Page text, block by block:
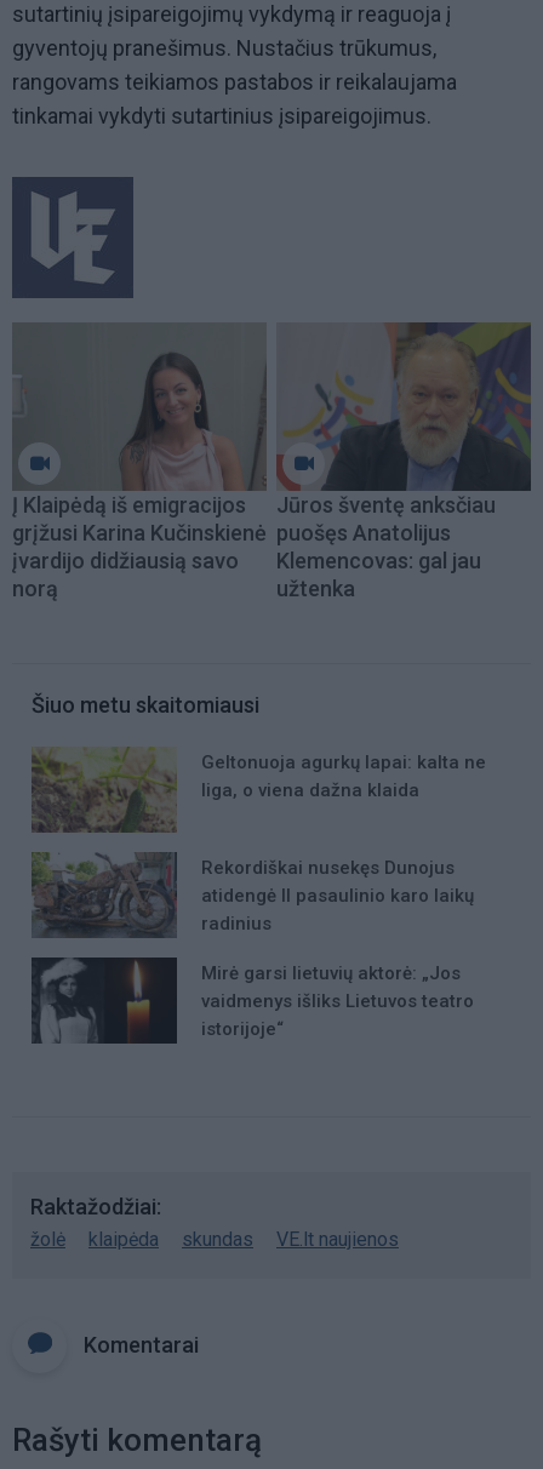
sutartinių įsipareigojimų vykdymą ir reaguoja į
gyventojų pranešimus. Nustačius trūkumus,
rangovams teikiamos pastabos ir reikalaujama
tinkamai vykdyti sutartinius įsipareigojimus.
Į Klaipėdą iš emigracijos
grįžusi Karina Kučinskienė
įvardijo didžiausią savo
norą
Jūros šventę anksčiau
puošęs Anatolijus
Klemencovas: gal jau
užtenka
Šiuo metu skaitomiausi
Geltonuoja agurkų lapai: kalta ne
liga, o viena dažna klaida
Rekordiškai nusekęs Dunojus
atidengė II pasaulinio karo laikų
radinius
Mirė garsi lietuvių aktorė: „Jos
vaidmenys išliks Lietuvos teatro
istorijoje“
Raktažodžiai
žolė klaipėda skundas VE.lt naujienos
Komentarai
Rašyti komentarą